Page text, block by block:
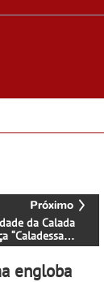
da Calada
“Caladessa
Escolha 2013?
engloba